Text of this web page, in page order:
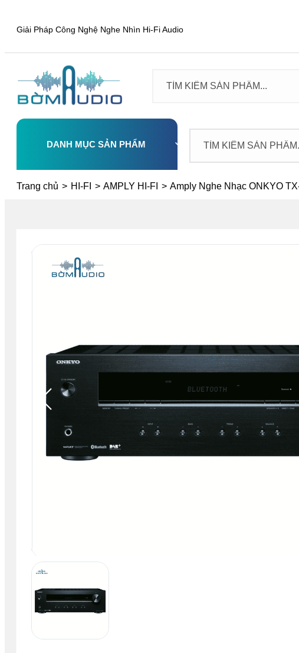
Giải Pháp Công Nghệ Nghe Nhìn Hi-Fi Audio
DANH MỤC SẢN PHẨM
Select
Trang chủ > HI-FI > AMPLY HI-FI > Amply Nghe Nhạc ONKYO